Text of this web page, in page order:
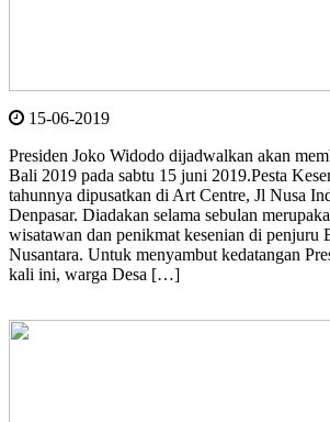
15-06-2019
Presiden Joko Widodo dijadwalkan akan
Bali 2019 pada sabtu 15 juni 2019.Pesta
tahunnya dipusatkan di Art Centre, Jl Nusa
Denpasar. Diadakan selama sebulan
wisatawan dan penikmat kesenian di penjuru
Nusantara. Untuk menyambut kedatangan
kali ini, warga Desa […]